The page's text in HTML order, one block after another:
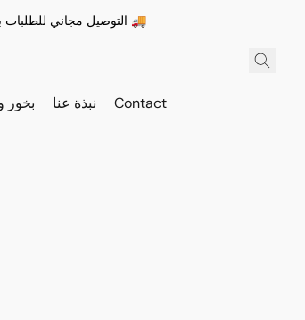
التوصيل مجاني للطلبات بقيمة 15 دينار فما فوق 🚚
بخور نبذة عنا Contact